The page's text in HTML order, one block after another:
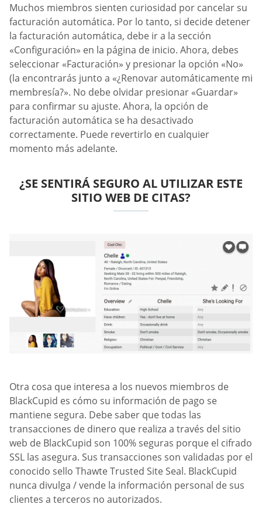
Muchos miembros sienten curiosidad por cancelar su
facturación automática. Por lo tanto, si decide detener
la facturación automática, debe ir a la sección
«Configuración» en la página de inicio. Ahora, debes
seleccionar «Facturación» y presionar la opción «No»
(la encontrarás junto a «¿Renovar automáticamente mi
membresía?». No debe olvidar presionar «Guardar»
para confirmar su ajuste. Ahora, la opción de
facturación automática se ha desactivado
correctamente. Puede revertirlo en cualquier
momento más adelante.
¿SE SENTIRÁ SEGURO AL UTILIZAR ESTE
SITIO WEB DE CITAS?
Otra cosa que interesa a los nuevos miembros de
BlackCupid es cómo su información de pago se
mantiene segura. Debe saber que todas las
transacciones de dinero que realiza a través del sitio
web de BlackCupid son 100% seguras porque el cifrado
SSL las asegura. Sus transacciones son validadas por el
conocido sello Thawte Trusted Site Seal. BlackCupid
nunca divulga / vende la información personal de sus
clientes a terceros no autorizados.